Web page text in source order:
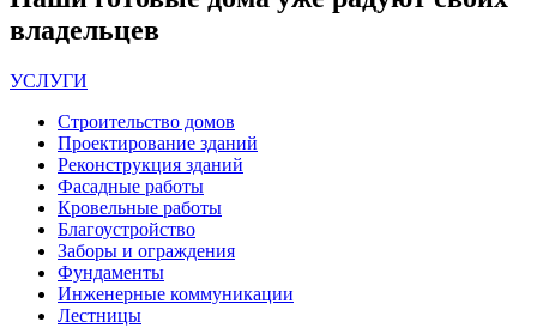
владельцев
УСЛУГИ
Строительство домов
Проектирование зданий
Реконструкция зданий
Фасадные работы
Кровельные работы
Благоустройство
Заборы и ограждения
Фундаменты
Инженерные коммуникации
Лестницы